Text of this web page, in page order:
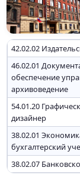
42.02.02
46.02.01
обеспечение
архивоведение
54.01.20
дизайнер
38.02.01
бухгалтерский
38.02.07